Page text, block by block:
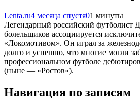
Lenta.ru4 месяца спустя01 минуты
Легендарный российский футболист
болельщиков ассоциируется
«Локомотивом». Он играл за
долго и успешно, что многие могли
профессиональном футболе
(ныне — «Ростов»).
Навигация по записям